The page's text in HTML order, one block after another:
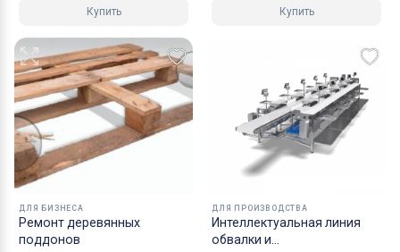
Купить Купить
ДЛЯ БИЗНЕСА
Ремонт деревянных
поддонов
ДЛЯ ПРОИЗВОДСТВА
Интеллектуальная линия
обвалки и